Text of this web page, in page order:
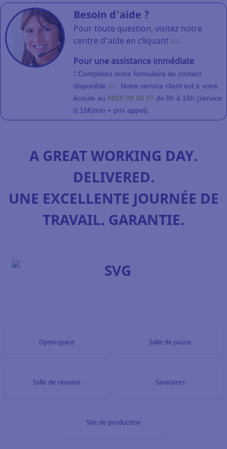
Besoin d'aide ?
Pour toute question, visitez notre
centre d'aide en cliquant ici.
Pour une assistance immédiate
: Complétez notre formulaire de contact
disponible ici Notre service client est à votre
écoute au 0825 09 08 07 de 8h à 18h (service
0,15€/min + prix appel).
A GREAT WORKING DAY.
DELIVERED.
UNE EXCELLENTE JOURNÉE DE
TRAVAIL. GARANTIE.